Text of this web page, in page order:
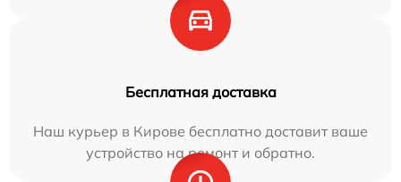
Бесплатная доставка
Наш курьер в Кирове бесплатно доставит ваше
устройство на ремонт и обратно.